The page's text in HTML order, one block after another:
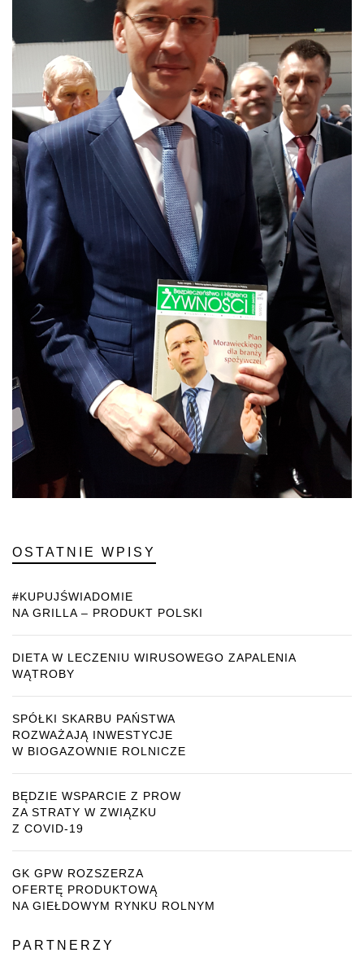
OSTATNIE WPISY
#KUPUJŚWIADOMIE
NA GRILLA – PRODUKT POLSKI
DIETA W LECZENIU WIRUSOWEGO ZAPALENIA
WĄTROBY
SPÓŁKI SKARBU PAŃSTWA
ROZWAŻAJĄ INWESTYCJE
W BIOGAZOWNIE ROLNICZE
BĘDZIE WSPARCIE Z PROW
ZA STRATY W ZWIĄZKU
Z COVID-19
GK GPW ROZSZERZA
OFERTĘ PRODUKTOWĄ
NA GIEŁDOWYM RYNKU ROLNYM
PARTNERZY